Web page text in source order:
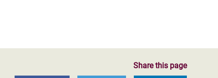
Share this page